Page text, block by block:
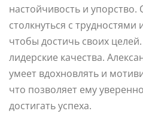
настойчивость и упорство.
столкнуться с трудностями
чтобы достичь своих
лидерские качества.
умеет вдохновлять и
что позволяет ему
достигать успеха.